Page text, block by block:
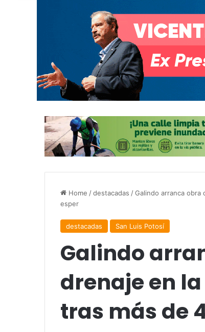
Home /destacadas /Galindo arranca obra
esper
destacadas San Luis Potosí
Galindo
drenaje en
tras más de